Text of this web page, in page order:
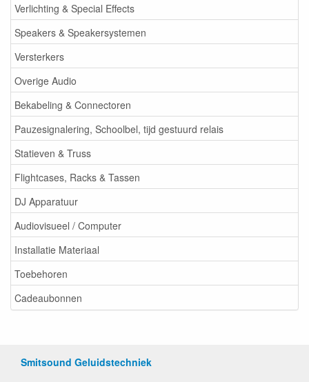
Verlichting & Special Effects
Speakers & Speakersystemen
Versterkers
Overige Audio
Bekabeling & Connectoren
Pauzesignalering, Schoolbel, tijd gestuurd relais
Statieven & Truss
Flightcases, Racks & Tassen
DJ Apparatuur
Audiovisueel / Computer
Installatie Materiaal
Toebehoren
Cadeaubonnen
Smitsound Geluidstechniek